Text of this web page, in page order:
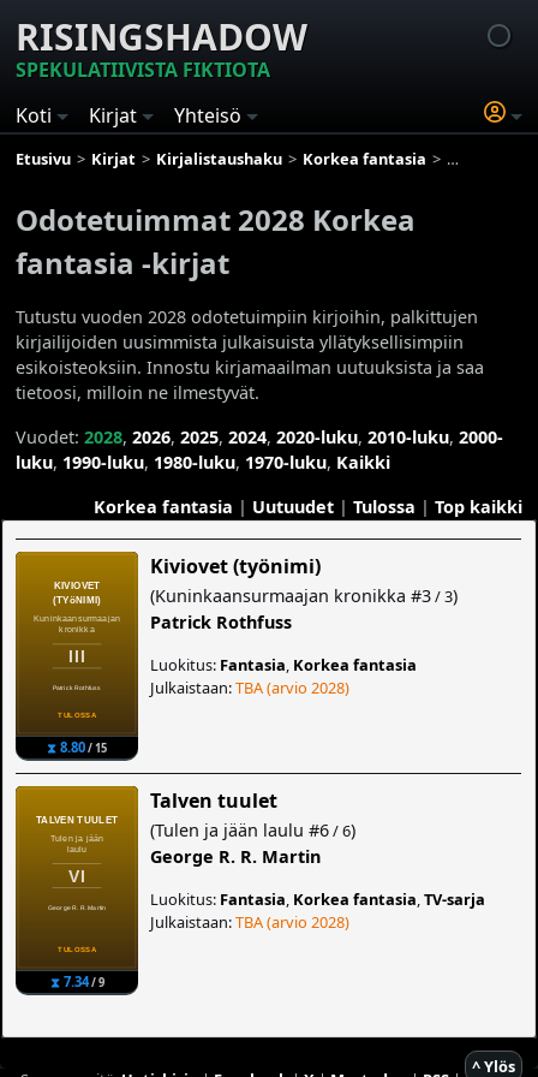
RISINGSHADOW
SPEKULATIIVISTA FIKTIOTA
Koti
Kirjat Yhteisö
Etusivu Kirjat Kirjalistaushaku Korkea fantasia
Odotetuimmat 2028 Korkea
fantasia -kirjat
Tutustu vuoden 2028 odotetuimpiin kirjoihin, palkittujen
kirjailijoiden uusimmista julkaisuista yllätyksellisimpiin
esikoisteoksiin. Innostu kirjamaailman uutuuksista ja saa
tietoosi, milloin ne ilmestyvät.
Vuodet:2028,2026,2025,2024,2020-luku,2010-luku,2000-
luku, 1990-luku, 1980-luku, 1970-luku, Kaikki
Korkea fantasia | Uutuudet| Tulossa | Top kaikki
⧗ 8.80/ 15
Kiviovet (työnimi)
(Kuninkaansurmaajan kronikka #3/ 3)
Patrick Rothfuss
Luokitus: Fantasia Korkea fantasia
Julkaistaan:TBA (arvio 2028)
⧗ 7.34/ 9
Talven tuulet
(Tulen ja jään laulu #6/ 6)
George R. R. Martin
Luokitus: Fantasia Korkea fantasia ,TV-sarja
Julkaistaan:TBA (arvio 2028)
^ Ylös